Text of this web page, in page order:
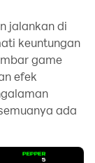
jalankan di
keuntungan
game
efek
ada